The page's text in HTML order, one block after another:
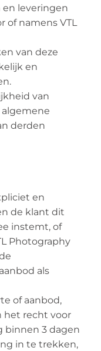
leveringen
of namens VTL
van deze
en
van
derden
en
de klant dit
instemt, of
Photography
als
of aanbod,
het recht voor
binnen 3 dagen
in te trekken,